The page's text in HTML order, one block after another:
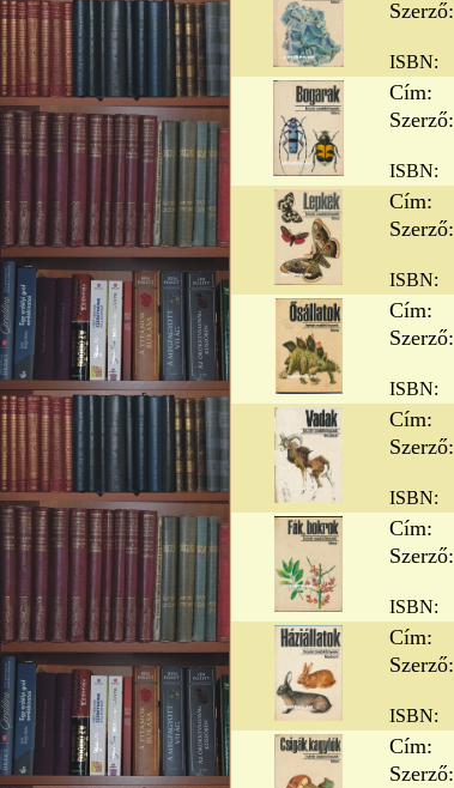
Szerző:
ISBN:
Cím:
Szerző:
ISBN:
Cím:
Szerző:
ISBN:
Cím:
Szerző:
ISBN:
Cím:
Szerző:
ISBN:
Cím:
Szerző:
ISBN:
Cím:
Szerző:
ISBN:
Cím:
Szerző: